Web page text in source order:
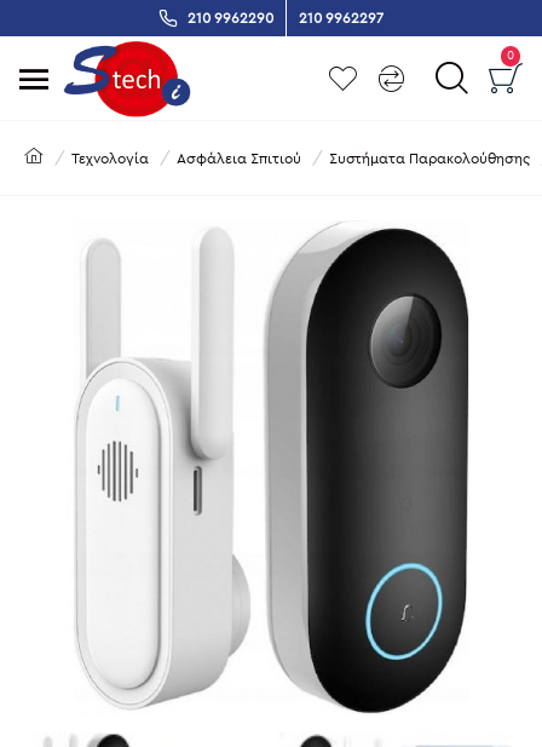
210 9962290 210 9962297
0
Τεχνολογία Ασφάλεια Σπιτιού Συστήματα Παρακολούθησης